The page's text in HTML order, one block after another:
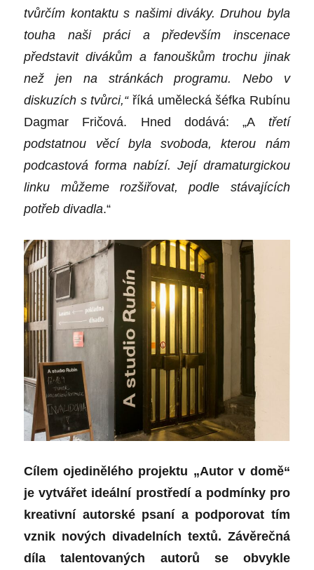
tvůrčím kontaktu s našimi diváky. Druhou byla
touha naši práci a především inscenace
představit divákům a fanouškům trochu jinak
než jen na stránkách programu. Nebo v
diskuzích s tvůrci,“ říká umělecká šéfka Rubínu
Dagmar Fričová. Hned dodává: „Atřetí
podstatnou věcí byla svoboda, kterou nám
podcastová forma nabízí. Její dramaturgickou
linku můžeme rozšiřovat, podle stávajících
potřeb divadla.“
Cílem ojedinělého projektu „Autor v domě“
je vytvářet ideální prostředí a podmínky pro
kreativní autorské psaní a podporovat tím
vznik nových divadelních textů. Závěrečná
díla talentovaných autorů se obvykle